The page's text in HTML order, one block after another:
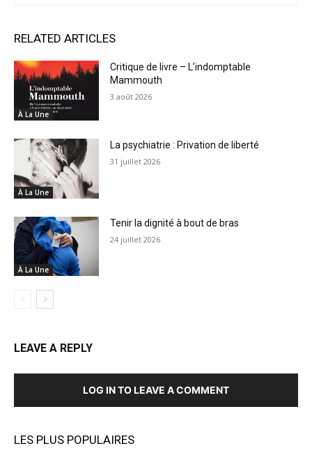
RELATED ARTICLES
À La Une
Critique de livre – L’indomptable
Mammouth
3 août 2026
À La Une
La psychiatrie : Privation de liberté
31 juillet 2026
À La Une
Tenir la dignité à bout de bras
24 juillet 2026
LEAVE A REPLY
LOG IN TO LEAVE A COMMENT
LES PLUS POPULAIRES